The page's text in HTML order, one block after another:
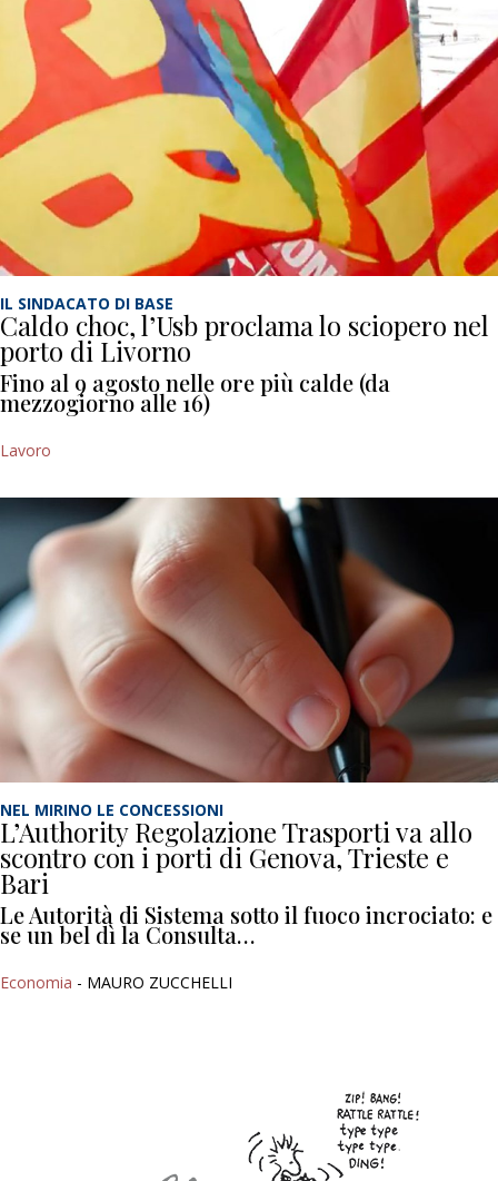
IL SINDACATO DI BASE
Caldo choc, l’Usb proclama lo sciopero nel
porto di Livorno
Fino al 9 agosto nelle ore più calde (da
mezzogiorno alle 16)
Lavoro
NEL MIRINO LE CONCESSIONI
L’Authority Regolazione Trasporti va allo
scontro con i porti di Genova, Trieste e
Bari
Le Autorità di Sistema sotto il fuoco incrociato: e
se un bel dì la Consulta…
Economia - MAURO ZUCCHELLI